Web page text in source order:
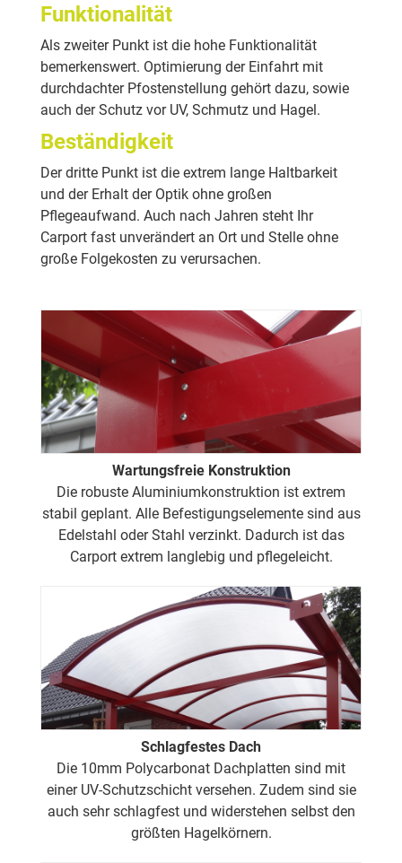
Funktionalität
Als zweiter Punkt ist die hohe Funktionalität
bemerkenswert. Optimierung der Einfahrt mit
durchdachter Pfostenstellung gehört dazu, sowie
auch der Schutz vor UV, Schmutz und Hagel.
Beständigkeit
Der dritte Punkt ist die extrem lange Haltbarkeit
und der Erhalt der Optik ohne großen
Pflegeaufwand. Auch nach Jahren steht Ihr
Carport fast unverändert an Ort und Stelle ohne
große Folgekosten zu verursachen.
Wartungsfreie Konstruktion
Die robuste Aluminiumkonstruktion ist extrem
stabil geplant. Alle Befestigungselemente sind aus
Edelstahl oder Stahl verzinkt. Dadurch ist das
Carport extrem langlebig und pflegeleicht.
Schlagfestes Dach
Die 10mm Polycarbonat Dachplatten sind mit
einer UV-Schutzschicht versehen. Zudem sind sie
auch sehr schlagfest und widerstehen selbst den
größten Hagelkörnern.